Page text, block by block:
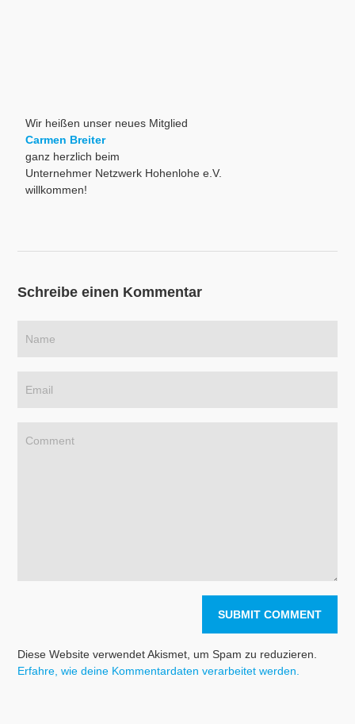
Wir heißen unser neues Mitglied
Carmen Breiter
ganz herzlich beim
Unternehmer Netzwerk Hohenlohe e.V.
willkommen!
Schreibe einen Kommentar
Diese Website verwendet Akismet, um Spam zu reduzieren.
Erfahre, wie deine Kommentardaten verarbeitet werden.